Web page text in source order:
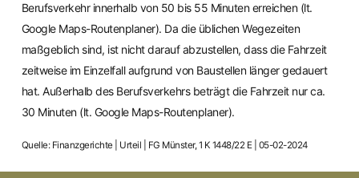
Berufsverkehr innerhalb von 50 bis 55 Minuten erreichen (lt.
Google Maps-Routenplaner). Da die üblichen Wegezeiten
maßgeblich sind, ist nicht darauf abzustellen, dass die Fahrzeit
zeitweise im Einzelfall aufgrund von Baustellen länger gedauert
hat. Außerhalb des Berufsverkehrs beträgt die Fahrzeit nur ca.
30 Minuten (lt. Google Maps-Routenplaner).
Quelle: Finanzgerichte | Urteil | FG Münster, 1 K 1448/22 E | 05-02-2024